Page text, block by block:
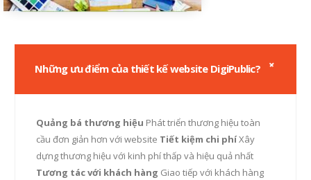
Những ưu điểm của thiết kế website DigiPublic?
Quảng bá thương hiệu Phát triển thương hiệu toàn
cầu đơn giản hơn với website Tiết kiệm chi phíXây
dựng thương hiệu với kinh phí thấp và hiệu quả nhất
Tương tác với khách hàng Giao tiếp với khách hàng